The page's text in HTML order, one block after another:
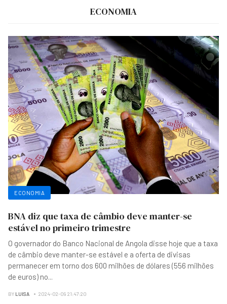
ECONOMIA
ECONOMIA
BNA diz que taxa de câmbio deve manter-se
estável no primeiro trimestre
O governador do Banco Nacional de Angola disse hoje que a taxa
de câmbio deve manter-se estável e a oferta de divisas
permanecer em torno dos 600 milhões de dólares (556 milhões
de euros) no...
BY LUISA 2024-02-09 21:47:20